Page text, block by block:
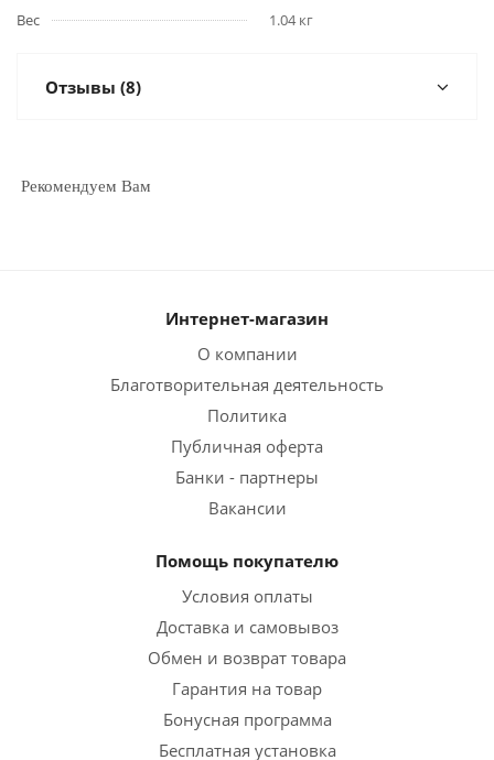
Вес 1.04 кг
Отзывы (8)
Рекомендуем Вам
Интернет-магазин
О компании
Благотворительная деятельность
Политика
Публичная оферта
Банки - партнеры
Вакансии
Помощь покупателю
Условия оплаты
Доставка и самовывоз
Обмен и возврат товара
Гарантия на товар
Бонусная программа
Бесплатная установка